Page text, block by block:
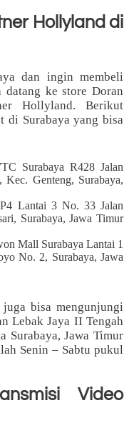
Hollyland di
dan ingin membeli
datang ke store Doran
Hollyland. Berikut
di Surabaya yang bisa
Surabaya R428 Jalan
Genteng, Surabaya,
Lantai 3 No. 33 Jalan
Surabaya, Jawa Timur
Mall Surabaya Lantai 1
No. 2, Surabaya, Jawa
bisa mengunjungi
Lebak Jaya II Tengah
Surabaya, Jawa Timur
Senin – Sabtu pukul
Video